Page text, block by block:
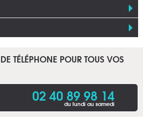
TÉLÉPHONE POUR TOUS VOS
02 40 89 98 14
du lundi au samedi